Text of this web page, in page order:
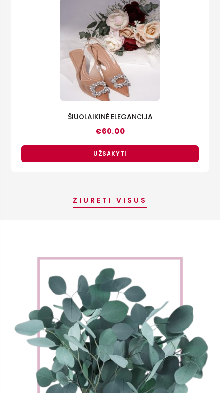
ŠIUOLAIKINĖ ELEGANCIJA
€60.00
UŽSAKYTI
ŽIŪRĖTI VISUS